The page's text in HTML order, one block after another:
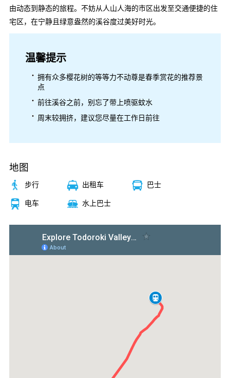
由动态到静态的旅程。不妨从人山人海的市区出发至交通便捷的住
宅区，在宁静且绿意盎然的溪谷度过美好时光。
温馨提示
拥有众多樱花树的等等力不动尊是春季赏花的推荐景
点
前往溪谷之前，别忘了带上喷驱蚊水
周末较拥挤，建议您尽量在工作日前往
地图
步行 出租车
巴士
电车
水上巴士